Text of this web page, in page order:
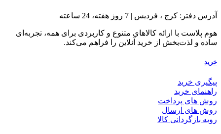
آدرس دفتر: کرج ، فردیس | 7 روز هفته، 24 ساعته
هوم پلاست با ارائه کالاهای متنوع و کاربردی برای همه، تجربه‌ای
ساده و لذت‌بخش از خرید آنلاین را فراهم می‌کند.
خرید
پیگیری خرید
راهنمای خرید
روش های پرداخت
روش های ارسال
رویه بازگردانی کالا